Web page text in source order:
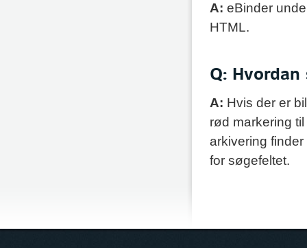
A: eBinder
HTML.
Q:
A: Hvis der er
rød markering
arkivering
for søgefeltet.